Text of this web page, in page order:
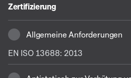
Zertifizierung
Allgemeine Anforderungen
EN ISO 13688: 2013